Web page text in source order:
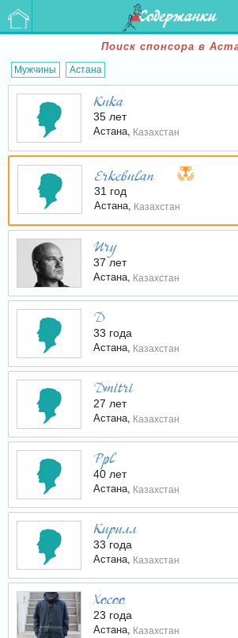
Содержанки
Поиск спонсора в
Мужчины Астана
Kuka
35 лет
Астана, Казахстан
Erkebulan
31 год
Астана, Казахстан
Ury
37 лет
Астана, Казахстан
D
33 года
Астана, Казахстан
Dmitri
27 лет
Астана, Казахстан
Ppl
40 лет
Астана, Казахстан
Кирилл
33 года
Астана, Казахстан
Хосоо
23 года
Астана, Казахстан